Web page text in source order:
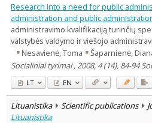
Research into a need for public
administration and public
administravimo kvalifikaciją turinčių
valstybės valdymo ir viešojo
Nesavienė, Toma
Šaparnienė,
Socialiniai tyrimai , 2008, 4 (14), 84-94
LT EN
Lituanistika Scientific publications
Lituanistika